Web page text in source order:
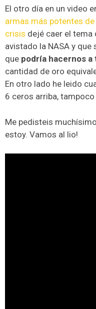
El otro día en un video
armas más potentes
crisis dejé caer el tema
avistado la NASA y
que podría hacernos
cantidad de oro
En otro lado he leido
6 ceros arriba,
Me pedisteis
estoy. Vamos al lio!